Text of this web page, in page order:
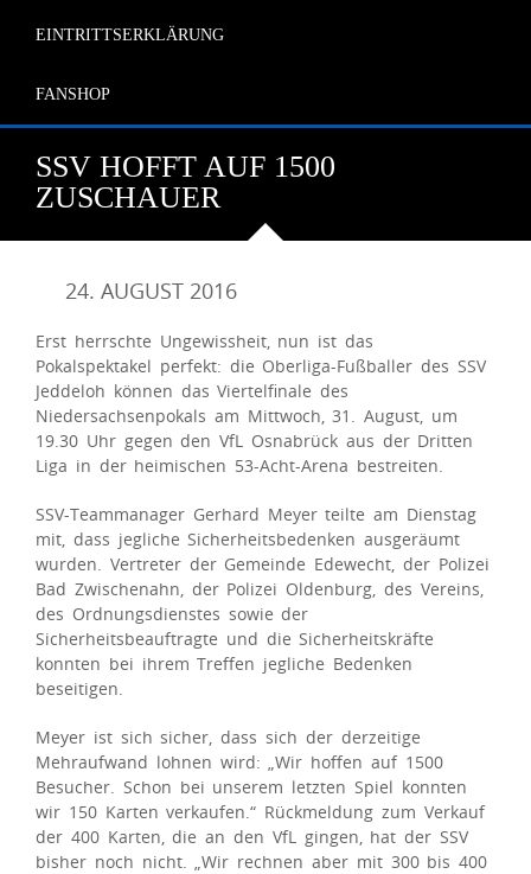
EINTRITTSERKLÄRUNG
FANSHOP
SSV HOFFT AUF 1500
ZUSCHAUER
24. AUGUST 2016
Erst herrschte Ungewissheit, nun ist das
Pokalspektakel perfekt: die Oberliga-Fußballer des SSV
Jeddeloh können das Viertelfinale des
Niedersachsenpokals am Mittwoch, 31. August, um
19.30 Uhr gegen den VfL Osnabrück aus der Dritten
Liga in der heimischen 53-Acht-Arena bestreiten.
SSV-Teammanager Gerhard Meyer teilte am Dienstag
mit, dass jegliche Sicherheitsbedenken ausgeräumt
wurden. Vertreter der Gemeinde Edewecht, der Polizei
Bad Zwischenahn, der Polizei Oldenburg, des Vereins,
des Ordnungsdienstes sowie der
Sicherheitsbeauftragte und die Sicherheitskräfte
konnten bei ihrem Treffen jegliche Bedenken
beseitigen.
Meyer ist sich sicher, dass sich der derzeitige
Mehraufwand lohnen wird: „Wir hoffen auf 1500
Besucher. Schon bei unserem letzten Spiel konnten
wir 150 Karten verkaufen.“ Rückmeldung zum Verkauf
der 400 Karten, die an den VfL gingen, hat der SSV
bisher noch nicht. „Wir rechnen aber mit 300 bis 400